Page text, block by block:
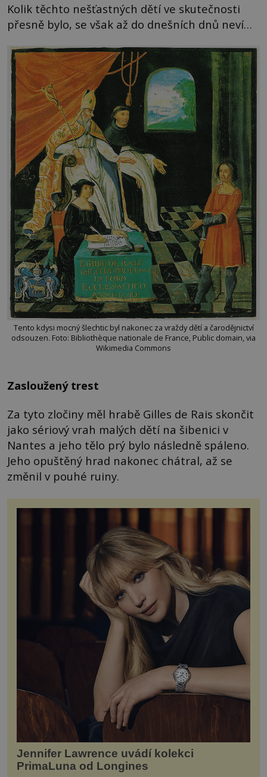
Kolik těchto nešťastných dětí ve skutečnosti
přesně bylo, se však až do dnešních dnů neví…
Tento kdysi mocný šlechtic byl nakonec za vraždy dětí a čarodějnictví
odsouzen. Foto: Bibliothèque nationale de France, Public domain, via
Wikimedia Commons
Zasloužený trest
Za tyto zločiny měl hrabě Gilles de Rais skončit
jako sériový vrah malých dětí na šibenici v
Nantes a jeho tělo prý bylo následně spáleno.
Jeho opuštěný hrad nakonec chátral, až se
změnil v pouhé ruiny.
Jennifer Lawrence uvádí kolekci
PrimaLuna od Longines